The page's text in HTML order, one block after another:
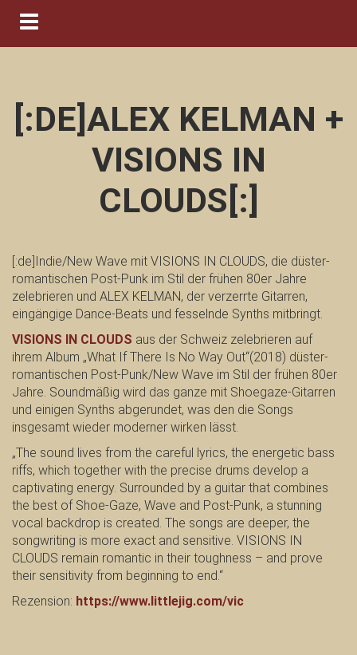
Navigation ein-/ausblenden
[:DE]ALEX KELMAN +
VISIONS IN
CLOUDS[:]
[:de] Indie/New Wave mit VISIONS IN CLOUDS, die düster-
romantischen Post-Punk im Stil der frühen 80er Jahre
zelebrieren und ALEX KELMAN, der verzerrte Gitarren,
eingängige Dance-Beats und fesselnde Synths mitbringt.
VISIONS IN CLOUDS aus der Schweiz zelebrieren auf
ihrem Album „What If There Is No Way Out“(2018) düster-
romantischen Post-Punk/New Wave im Stil der frühen 80er
Jahre. Soundmäßig wird das ganze mit Shoegaze-Gitarren
und einigen Synths abgerundet, was den die Songs
insgesamt wieder moderner wirken lässt.
„The sound lives from the careful lyrics, the energetic bass
riffs, which together with the precise drums develop a
captivating energy. Surrounded by a guitar that combines
the best of Shoe-Gaze, Wave and Post-Punk, a stunning
vocal backdrop is created. The songs are deeper, the
songwriting is more exact and sensitive. VISIONS IN
CLOUDS remain romantic in their toughness – and prove
their sensitivity from beginning to end.“
Rezension: https://www.littlejig.com/vic